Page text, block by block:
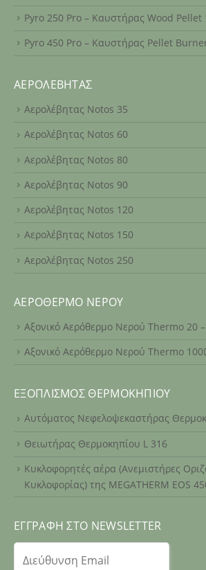
Pyro 250 Pro – Καυστήρας Wood Pellet
Pyro 450 Pro – Καυστήρας Pellet
ΑΕΡΟΛΈΒΗΤΑΣ
Αερολέβητας Notos 35
Αερολέβητας Notos 60
Αερολέβητας Notos 80
Αερολέβητας Notos 90
Αερολέβητας Notos 120
Αερολέβητας Notos 150
Αερολέβητας Notos 250
ΑΕΡΌΘΕΡΜΟ ΝΕΡΟΎ
Αξονικό Αερόθερμο Νερού Thermo 20
Αξονικό Αερόθερμο Νερού Thermo
ΕΞΟΠΛΙΣΜΌΣ ΘΕΡΜΟΚΗΠΊΟΥ
Αυτόματος Νεφελοψεκαστήρας
Θειωτήρας Θερμοκηπίου L 316
Κυκλοφορητές αέρα (Ανεμιστήρες
Κυκλοφορίας) της MEGATHERM EOS
ΕΓΓΡΑΦΉ ΣΤΟ NEWSLETTER